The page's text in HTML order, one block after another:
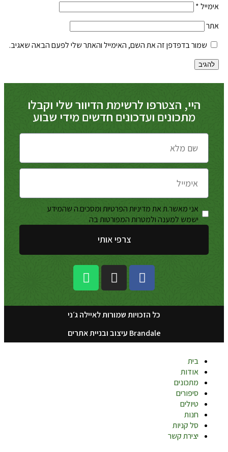
אימייל*
אתר
שמור בדפדפן זה את השם, האימייל והאתר שלי לפעם הבאה שאגיב.
היי, הצטרפו לרשימת הדיוור שלי וקבלו
מתכונים ועדכונים חדשים מידי שבוע
אני מאשר.ת את מדיניות הפרטיות ומסכים.ה שהמידע
ישמש למענה ולמטרות המפורטות בה
צרפי אותי
כל הזכויות שמורות לאיילה ג׳ני
Brandale עיצוב ובניית אתרים
בית
אודות
מתכונים
סיפורים
טיולים
חנות
סל קניות
יצירת קשר